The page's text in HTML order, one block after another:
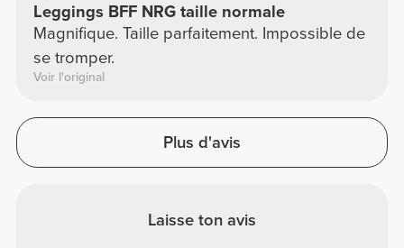
Leggings BFF NRG taille normale
Magnifique. Taille parfaitement. Impossible de
se tromper.
Voir l'original
Plus d'avis
Laisse ton avis